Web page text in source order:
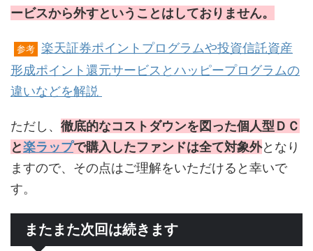
ービスから外すということはしておりません。
参考 楽天証券ポイントプログラムや投資信託資産
形成ポイント還元サービスとハッピープログラムの
違いなどを解説
ただし、 徹底的なコストダウンを図った個人型ＤＣ
と楽ラップで購入したファンドは全て対象外となり
ますので、その点はご理解をいただけると幸いで
す。
またまた次回は続きます